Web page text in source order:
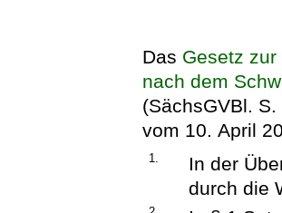
Das Gesetz
nach dem
(SächsGVBl.
vom 10. April
1.
In der
durch die